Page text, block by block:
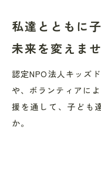
私達とともに
未来を変えま
認定NPO法人キッズ
や、ボランティアに
援を通して、子ども
か。